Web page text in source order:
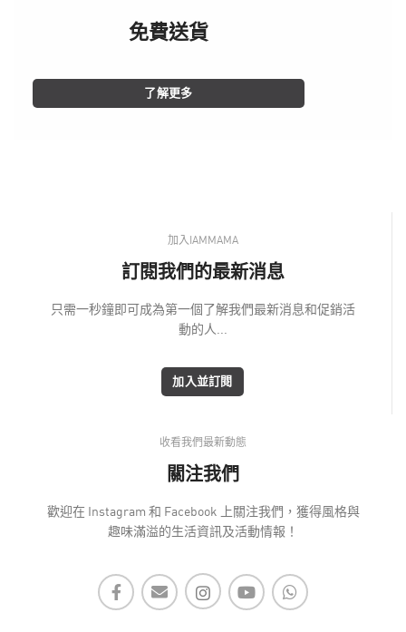
免費送貨
了解更多
加入IAMMAMA
訂閱我們的最新消息
只需一秒鐘即可成為第一個了解我們最新消息和促銷活
動的人...
加入並訂閱
收看我們最新動態
關注我們
歡迎在 Instagram 和 Facebook 上關注我們，獲得風格與
趣味滿溢的生活資訊及活動情報！